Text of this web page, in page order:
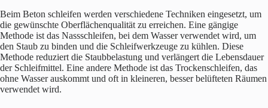
Beim Beton schleifen werden verschiedene Techniken eingesetzt, um
die gewünschte Oberflächenqualität zu erreichen. Eine gängige
Methode ist das Nassschleifen, bei dem Wasser verwendet wird, um
den Staub zu binden und die Schleifwerkzeuge zu kühlen. Diese
Methode reduziert die Staubbelastung und verlängert die Lebensdauer
der Schleifmittel. Eine andere Methode ist das Trockenschleifen, das
ohne Wasser auskommt und oft in kleineren, besser belüfteten Räumen
verwendet wird.